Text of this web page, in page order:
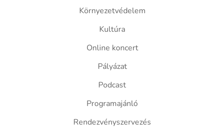
Környezetvédelem
Kultúra
Online koncert
Pályázat
Podcast
Programajánló
Rendezvényszervezés